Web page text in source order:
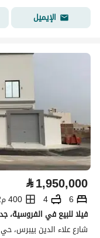
الإيميل
⃁1,950,000
6
4
400 م2
فيلا للبيع في الفروسية،
شارع علاء الدين بيبرس،